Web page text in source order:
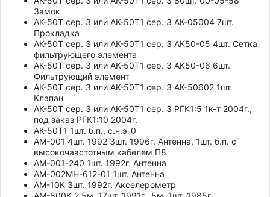
Замок
АК-50Т сер. 3 или АК-50Т1 сер. 3 АК-05004 7шт.
Прокладка
АК-50Т сер. 3 или АК-50Т1 сер. 3 АК50-05 4шт. Сетка
фильтрующего элемента
АК-50Т сер. 3 или АК-50Т1 сер. 3 АК50-06 6шт.
Фильтрующий элемент
АК-50Т сер. 3 или АК-50Т1 сер. 3 АК-50602 1шт.
Клапан
АК-50Т сер. 3 или АК-50Т1 сер. 3 РГК1:5 1к-т 2004г.,
под заказ РГК1:10 2004г.
АК-50Т1 1шт. б.п., с.н.э-0
АМ-001 4шт. 1992 3шт. 1996г. Антенна, 1шт. б.п. с
высокочаастотным кабелем П8
АМ-001-240 1шт. 1992г. Антенна
АМ-002МН-612-01 1шт. Антенна
АМ-10К 3шт. 1992г. Акселерометр